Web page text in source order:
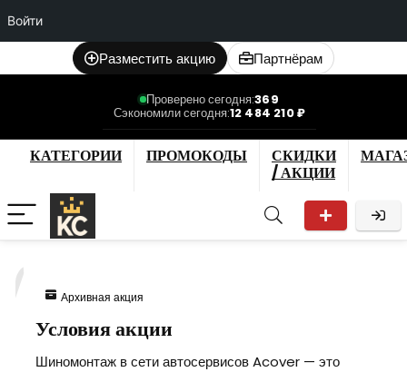
Войти
Разместить акцию Партнёрам
Проверено сегодня:369
Сэкономили сегодня:12 484 210 ₽
КАТЕГОРИИ ПРОМОКОДЫ
СКИДКИ
/ АКЦИИ
Архивная акция
Условия акции
Шиномонтаж в сети автосервисов Acover — это